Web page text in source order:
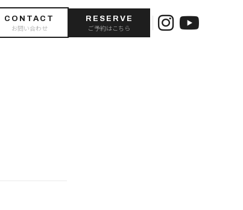
CONTACT
お問い合わせ
RESERVE
ご予約はこちら